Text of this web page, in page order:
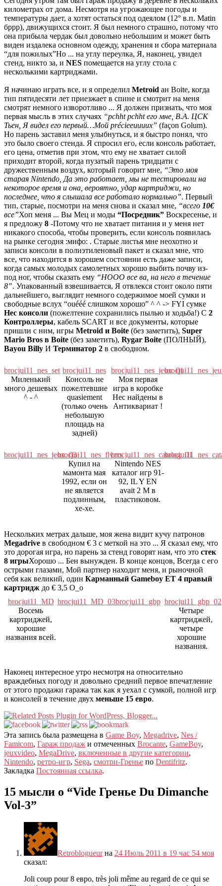
километрах от дома. Несмотря на угрожающее погоды и
температуры дает, а хотят остаться под одеялом (12° в.п. Matin
бррр), движущихся стоит. Я был немного страшно, потому что
она прибыла чердак был довольно небольшим и может быть
виден издалека основном одежду, хранения и сбора материала
“для пожилых”Но ... на углу переулка, Я, наконец, увидел
стенд, никто за, и NES помещается на углу стола с
несколькими картриджами.
Я начинаю играть все, и я определил Metroid ан Boite, когда
тип пятидесяти лет приезжает в спине и смотрит на меня
смотрят немного изворотливо ... Я должен признать, что моя
первая мысль в этих случаях “pchht pchht его мне, В.А. ЦСК
Тьен, Я видел его первый…Мой précieeuuuux” (façon Golum).
Но парень заставил меня улыбнуться, и я быстро понял, что
это было своего стенда. Я спросил его, если консоль работает,
его цена, отметив при этом, что ему не хватает силой
приходит второй, когда пузатый парень тридцати с
дружественным воздух, который говорит мне, “Это моя
старая Nintendo, Да это работает, мы не тестировали на
некоторое время и она, вероятно, удар картриджи, но
последнее, что я слышала все работало нормально”. Первый
тип, старые, посмотри на меня снова и сказал мне, “всего 10€
все”Хоп меня ... Вы Мец и моды “Посредник” Воскресенье, и
я предложу 8 -Потому что не хватает питания и у меня нет
никакого способа, чтобы проверить, если консоль появилась
на рынке сегодня :мифо: . Старые листья мне неохотно и
записи консоли в полиэтиленовый пакет и сказал мне, что
все, что находится в хорошем состоянии есть даже записи,
когда самых молодых самолетных хорошо выбить почву из-
под ног, чтобы сказать ему “HOOO все ва, на него в течение
8”. Упакованный взвешивается, Я отвлекся стоит около пяти
дальнейшего, выглядит немного содержимое моей сумки и
свободные вслух “ouééé слишком хорошо” ^ ^ -> FYI сумке
Нес консоли (пожелтение сохранились пылью и ходьба!) С 2
Контроллеры, кабель SCART и все документы, которые
пришли с ним, игры Metroid и Boite (без заметить), Super
Mario Bros в Boite (без заметить), Rygar Boite (ПОЛНЫЙ),
Bayou Billy И Терминатор 2 в свободном.
brocjui11_nes_set
Миленький
много дешевых
^ - ^
brocjui11_nes
Консоль не
пожелтевшие
quasiement
(только очень
небольшую
площадь на
задней)
brocjui11_nes_jeux_01
Моя первая
игра в коробке
Нес найдены в
Антиквариат !
brocjui11_nes_jeux_03brocjui11_nes_flyers
Купил на
мамонта мая
1992, если он
не является
подлинным,
хе-хе.
brocjui11_nes_catalog_01
Nintendo NES
каталог игр 91-
92, IL Y EN
avait 2 М в
пластиковом.
Нескольких метрах дальше, моя жена видит кучу патронов
Megadrive в свободном € 3 с меткой на это ... Я сказал ему, что
это дорогая игра, но парень за стенд говорят нам, что это стек
8 игрыХорошо ... Бен вынужден. В конце концов, Всегда с его
острыми глазами, Мой партнер находит меня, и рыночной
себя как великий, один Карманный Gameboy ET 4 правый
картридж до € 3,5 О_о
brocjui11_MD
Восемь
картриджей,
хорошие
названия всей.
brocjui11_MD_03brocjui11_gbp brocjui11_gbp_02
Четыре
картриджей,
четыре
хорошие
названия.
Наконец интересное утро несмотря на относительно
враждебных погоду и довольно средний первое впечатление
от этого продажи гаража так как я уехал с сумкой, полной игр
и консолей в течение двух меньше 15 евро.
Эта запись была размещена в Game Boy, Megadrive, Nes /
Famicom, Гараж продаж и отмеченных Brocante, GameBoy,
jeuxvideo, MegaDrive, включенные в другие категории,
Nintendo, ретро-игр, Sega, смотри-Гренье по Dentifritz.
Закладка Постоянная ссылка.
15 мысли о “Vide Гренье Du Dimanche
Vol-3”
Retroblogueurна 24 Июль 2011 в 19 час 54 моя
сказал:
Joli coup pour8 евро, très joli même au regard de ce qui se